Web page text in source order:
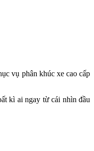
vụ phân khúc xe cao cấp
kì ai ngay từ cái nhìn đầu